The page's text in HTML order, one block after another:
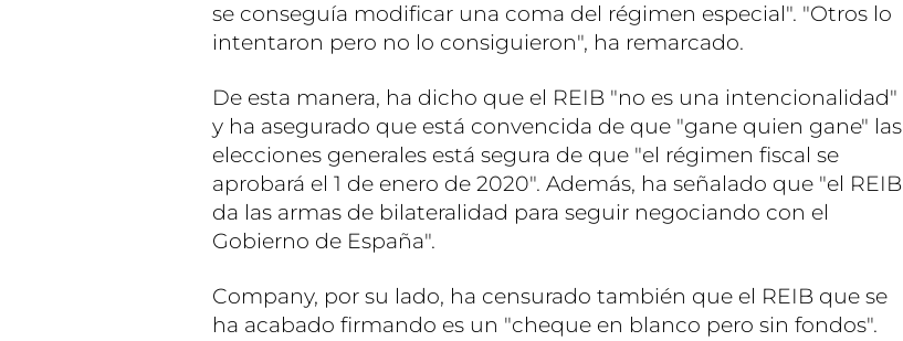
se conseguía modificar una coma del régimen especial". "Otros lo
intentaron pero no lo consiguieron", ha remarcado.
De esta manera, ha dicho que el REIB "no es una intencionalidad"
y ha asegurado que está convencida de que "gane quien gane" las
elecciones generales está segura de que "el régimen fiscal se
aprobará el 1 de enero de 2020". Además, ha señalado que "el REIB
da las armas de bilateralidad para seguir negociando con el
Gobierno de España".
Company, por su lado, ha censurado también que el REIB que se
ha acabado firmando es un "cheque en blanco pero sin fondos".